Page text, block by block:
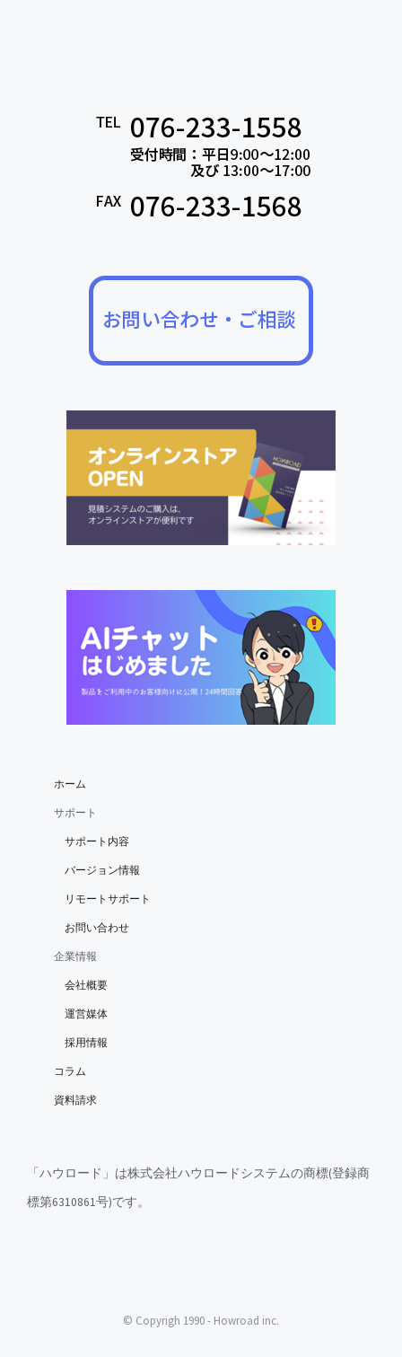
ホーム
サポート
サポート内容
バージョン情報
リモートサポート
お問い合わせ
企業情報
会社概要
運営媒体
採用情報
コラム
資料請求
「ハウロード」は株式会社ハウロードシステムの商標(登録商
標第6310861号)です。
© Copyrigh 1990 - Howroad inc.